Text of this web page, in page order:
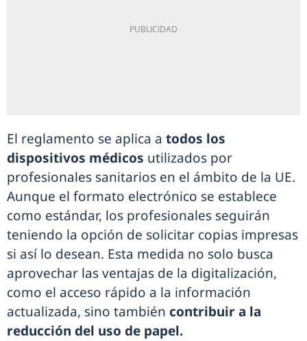
El reglamento se aplica a todos los
dispositivos médicos utilizados por
profesionales sanitarios en el ámbito de la UE.
Aunque el formato electrónico se establece
como estándar, los profesionales seguirán
teniendo la opción de solicitar copias impresas
si así lo desean. Esta medida no solo busca
aprovechar las ventajas de la digitalización,
como el acceso rápido a la información
actualizada, sino también contribuir a la
reducción del uso de papel.